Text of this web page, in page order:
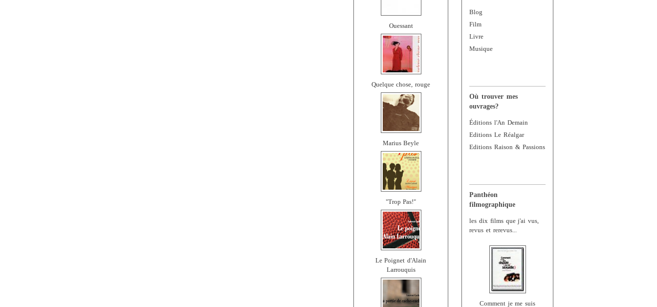
Blog
Film
Livre
Musique
Où trouver mes
ouvrages?
Éditions l'An Demain
Editions Le Réalgar
Editions Raison & Passions
Panthéon
filmographique
les dix films que j'ai vus,
revus et rerevus...
Comment je me suis
Ouessant
Quelque chose, rouge
Marius Beyle
"Trop Pas!"
Le Poignet d'Alain
Larrouquis